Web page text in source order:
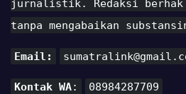
jurnalistik. Redaksi berhak
tanpa mengabaikan
Email:
Kontak WA: 08984287709